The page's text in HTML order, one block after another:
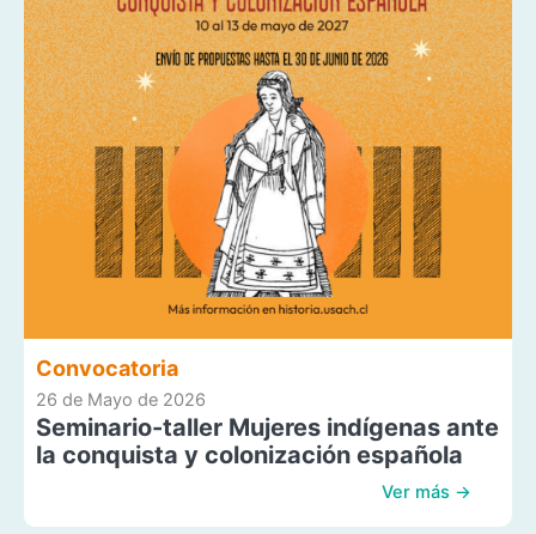
Convocatoria
26 de Mayo de 2026
Seminario-taller Mujeres indígenas ante
la conquista y colonización española
Ver más →